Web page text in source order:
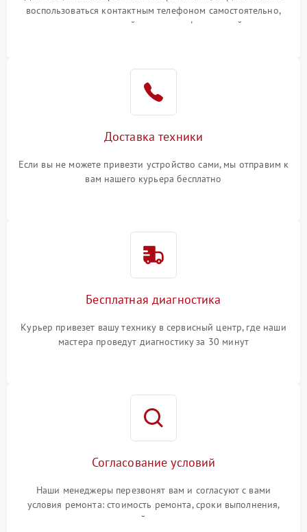
воспользоваться контактным телефоном самостоятельно,
или оставить свой номер телефона на сайте
Доставка техники
Если вы не можете привезти устройство сами, мы отправим к
вам нашего курьера бесплатно
Бесплатная диагностика
Курьер привезет вашу технику в сервисный центр, где наши
мастера проведут диагностику за 30 минут
Согласование условий
Наши менеджеры перезвонят вам и согласуют с вами
условия ремонта: стоимость ремонта, сроки выполнения,
гарантийные условия